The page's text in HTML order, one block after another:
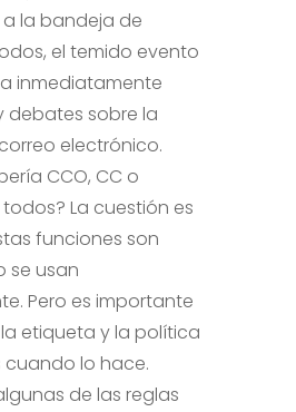
la bandeja de
el temido evento
inmediatamente
debates sobre la
electrónico.
CCO, CC o
La cuestión es
funciones son
se usan
Pero es importante
etiqueta y la política
lo hace.
de las reglas